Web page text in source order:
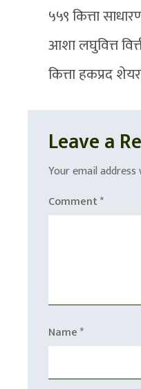
५५९ कित्ता
आशा लघुवित्त
कित्ता हकप्रद
Leave a
Your email
Comment*
Name*